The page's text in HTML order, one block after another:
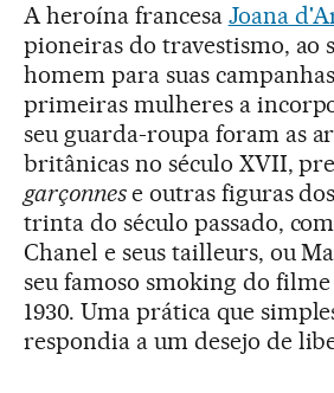
A heroína francesa Joana
pioneiras do travestismo, ao
homem para suas
primeiras mulheres a
seu guarda-roupa foram as
britânicas no século XVII,
garçonnese outras figuras
trinta do século passado,
Chanel e seus tailleurs, ou
seu famoso smoking do
1930. Uma prática que
respondia a um desejo de